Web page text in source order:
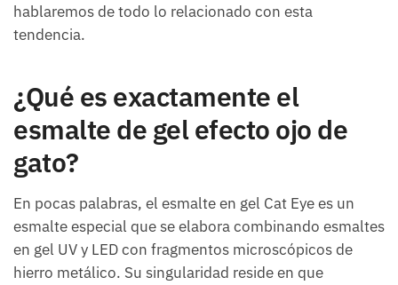
hablaremos de todo lo relacionado con esta
tendencia.
¿Qué es exactamente el
esmalte de gel efecto ojo de
gato?
En pocas palabras, el esmalte en gel Cat Eye es un
esmalte especial que se elabora combinando esmaltes
en gel UV y LED con fragmentos microscópicos de
hierro metálico. Su singularidad reside en que